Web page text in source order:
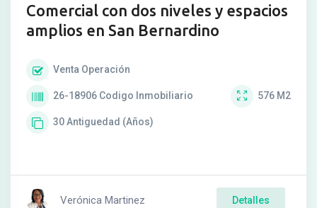
Comercial con dos niveles y espacios
amplios en San Bernardino
Venta Operación
26-18906 Codigo Inmobiliario 576 M2
30Antiguedad (Años)
Verónica Martinez Detalles